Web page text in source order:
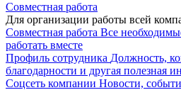
Совместная работа
Для организации работы всей
Совместная работа Все
работать вместе
Профиль сотрудника Должность,
благодарности и другая полезная
Соцсеть компании Новости,